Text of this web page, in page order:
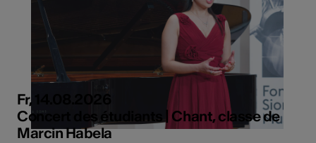
Fr, 14.08.2026
Concert des étudiants | Chant, classe de
Marcin Habela